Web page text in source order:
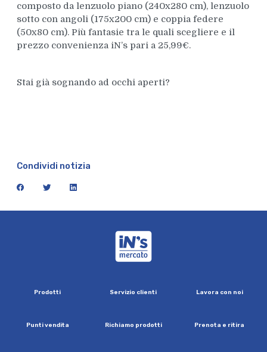
composto da lenzuolo piano (240x280 cm), lenzuolo
sotto con angoli (175x200 cm) e coppia federe
(50x80 cm). Più fantasie tra le quali scegliere e il
prezzo convenienza iN’s pari a 25,99€.
Stai già sognando ad occhi aperti?
Condividi notizia
facebook twitter linkedin
Prodotti Servizio clienti Lavora con noi
Puntivendita Richiamo prodotti Prenota e ritira